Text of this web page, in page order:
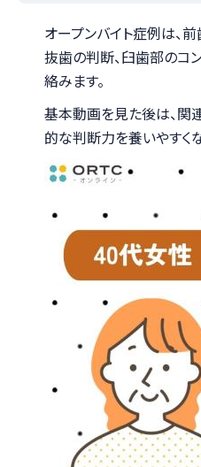
オープンバイト症例は、
抜歯の判断、臼歯部のコ
絡みます。
基本動画を見た後は、関
的な判断力を養いやすく